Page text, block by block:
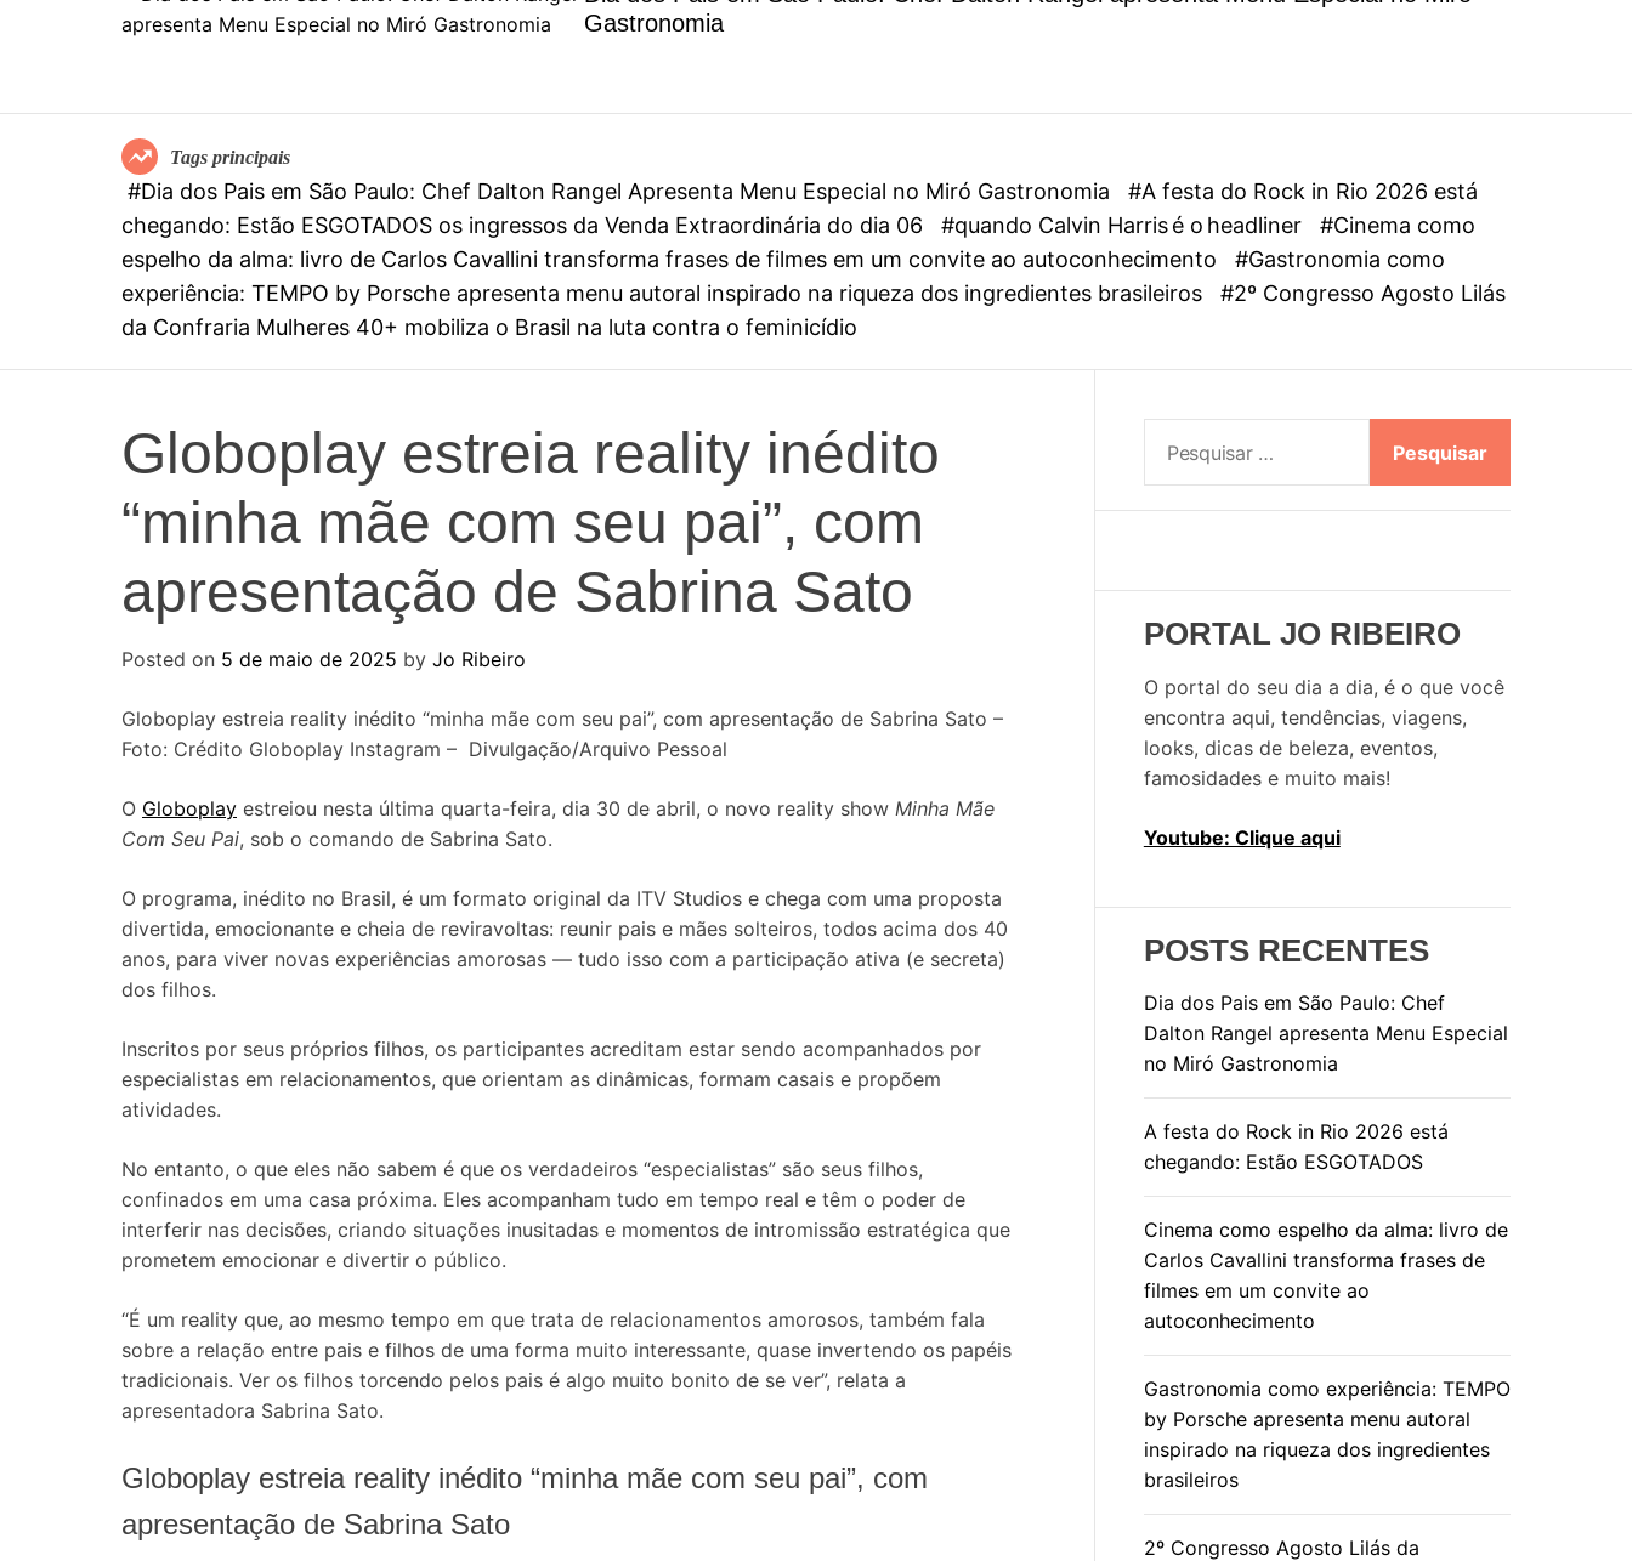
o
Gastronomia
Tags principais
#Dia dos Pais em São Paulo: Chef Dalton Rangel Apresenta Menu Especial no Miró Gastronomia
#A festa do Rock in Rio 2026 está
chegando: Estão ESGOTADOS os ingressos da Venda Extraordinária do dia 06
#quando Calvin Harris é o headliner
#Cinema como
espelho da alma: livro de Carlos Cavallini transforma frases de filmes em um convite ao autoconhecimento
#Gastronomia como
experiência: TEMPO by Porsche apresenta menu autoral inspirado na riqueza dos ingredientes brasileiros
#2º Congresso Agosto Lilás
da Confraria Mulheres 40+ mobiliza o Brasil na luta contra o feminicídio
Globoplay estreia reality inédito
“minha mãe com seu pai”, com
apresentação de Sabrina Sato
Posted on 5 de maio de 2025 by Jo Ribeiro
Globoplay estreia reality inédito “minha mãe com seu pai”, com apresentação de Sabrina Sato –
Foto: Crédito Globoplay Instagram – Divulgação/Arquivo Pessoal
O Globoplay estreiou nesta última quarta-feira, dia 30 de abril, o novo reality show Minha Mãe
Com Seu Pai, sob o comando de Sabrina Sato.
O programa, inédito no Brasil, é um formato original da ITV Studios e chega com uma proposta
divertida, emocionante e cheia de reviravoltas: reunir pais e mães solteiros, todos acima dos 40
anos, para viver novas experiências amorosas — tudo isso com a participação ativa (e secreta)
dos filhos.
Inscritos por seus próprios filhos, os participantes acreditam estar sendo acompanhados por
especialistas em relacionamentos, que orientam as dinâmicas, formam casais e propõem
atividades.
No entanto, o que eles não sabem é que os verdadeiros “especialistas” são seus filhos,
confinados em uma casa próxima. Eles acompanham tudo em tempo real e têm o poder de
interferir nas decisões, criando situações inusitadas e momentos de intromissão estratégica que
prometem emocionar e divertir o público.
“É um reality que, ao mesmo tempo em que trata de relacionamentos amorosos, também fala
sobre a relação entre pais e filhos de uma forma muito interessante, quase invertendo os papéis
tradicionais. Ver os filhos torcendo pelos pais é algo muito bonito de se ver”, relata a
apresentadora Sabrina Sato.
Globoplay estreia reality inédito “minha mãe com seu pai”, com
apresentação de Sabrina Sato
s
i
a
r
o
r
PORTAL JO RIBEIRO
O portal do seu dia a dia, é o que você
encontra aqui, tendências, viagens,
looks, dicas de beleza, eventos,
famosidades e muito mais!
Youtube: Clique aqui
POSTS RECENTES
Dia dos Pais em São Paulo: Chef
Dalton Rangel apresenta Menu Especial
no Miró Gastronomia
A festa do Rock in Rio 2026 está
chegando: Estão ESGOTADOS
Cinema como espelho da alma: livro de
Carlos Cavallini transforma frases de
filmes em um convite ao
autoconhecimento
Gastronomia como experiência: TEMPO
by Porsche apresenta menu autoral
inspirado na riqueza dos ingredientes
brasileiros
2º Congresso Agosto Lilás da